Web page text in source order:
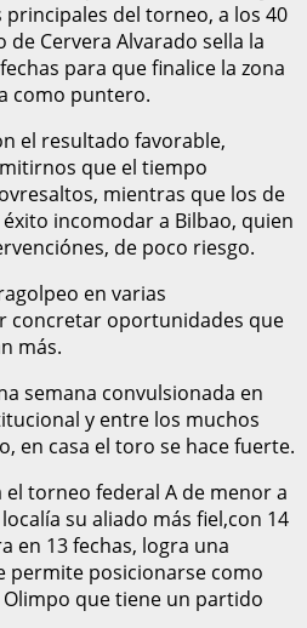
del torneo, a los 40
Cervera Alvarado sella la
para que finalice la zona
como puntero.
el resultado favorable,
que el tiempo
mientras que los de
incomodar a Bilbao, quien
de poco riesgo.
en varias
concretar oportunidades que
más.
semana convulsionada en
y entre los muchos
en casa el toro se hace fuerte.
torneo federal A de menor a
su aliado más fiel,con 14
en 13 fechas, logra una
permite posicionarse como
que tiene un partido